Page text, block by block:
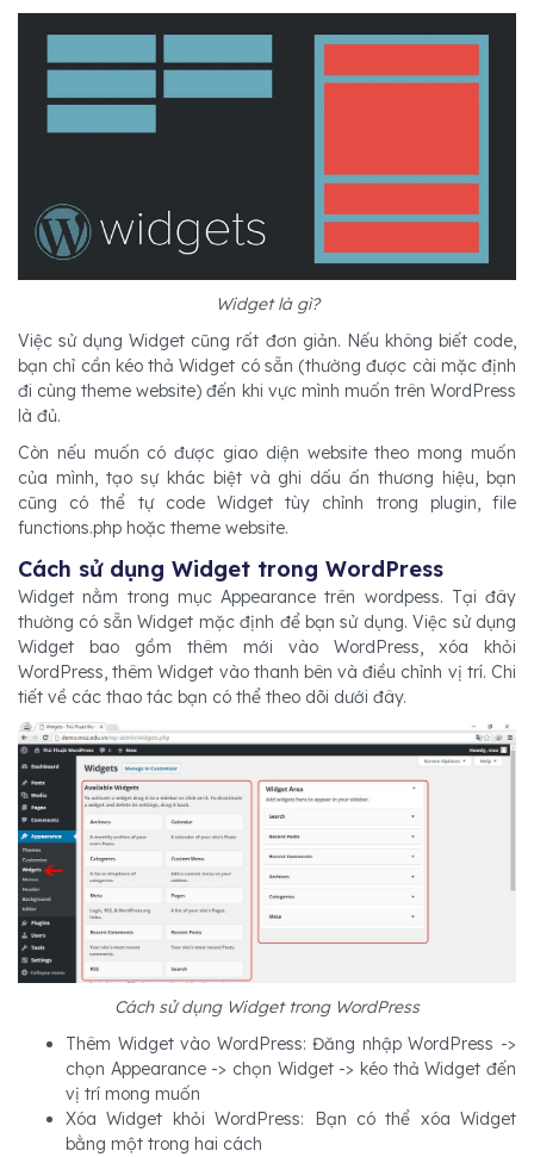
Widget là gì?
Việc sử dụng Widget cũng rất đơn giản. Nếu không biết code,
bạn chỉ cần kéo thả Widget có sẵn (thường được cài mặc định
đi cùng theme website) đến khi vực mình muốn trên WordPress
là đủ.
Còn nếu muốn có được giao diện website theo mong muốn
của mình, tạo sự khác biệt và ghi dấu ấn thương hiệu, bạn
cũng có thể tự code Widget tùy chỉnh trong plugin, file
functions.php hoặc theme website.
Cách sử dụng Widget trong WordPress
Widget nằm trong mục Appearance trên wordpess. Tại đây
thường có sẵn Widget mặc định để bạn sử dụng. Việc sử dụng
Widget bao gồm thêm mới vào WordPress, xóa khỏi
WordPress, thêm Widget vào thanh bên và điều chỉnh vị trí. Chi
tiết về các thao tác bạn có thể theo dõi dưới đây.
Cách sử dụng Widget trong WordPress
Thêm Widget vào WordPress: Đăng nhập WordPress ->
chọn Appearance -> chọn Widget -> kéo thả Widget đến
vị trí mong muốn
Xóa Widget khỏi WordPress: Bạn có thể xóa Widget
bằng một trong hai cách